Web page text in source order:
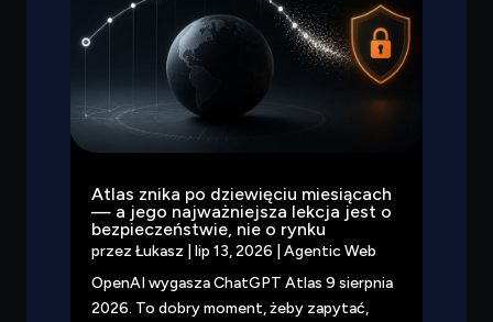
Atlas znika po dziewięciu miesiącach
— a jego najważniejsza lekcja jest o
bezpieczeństwie, nie o rynku
przez Łukasz lip 13, 2026
Agentic Web
OpenAI wygasza ChatGPT Atlas 9 sierpnia
2026. To dobry moment, żeby zapytać,